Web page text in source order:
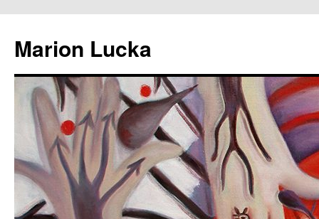
Marion Lucka